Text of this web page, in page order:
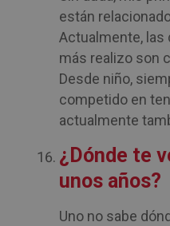
están
Actualmente, las
más realizo son
Desde niño,
competido en
actualmente
¿Dónde te
unos años?
Uno no sabe